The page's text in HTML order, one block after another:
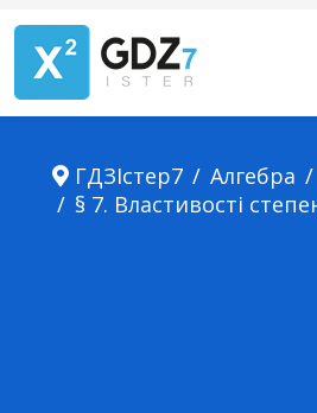
ГДЗІстер7 Алгебра
§ 7. Властивості